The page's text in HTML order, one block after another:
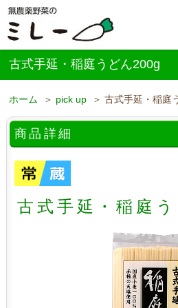
古式手延・稲庭うどん200g
ホーム ＞ pick up ＞ 古式手延・稲庭
商品詳細
古式手延・稲庭